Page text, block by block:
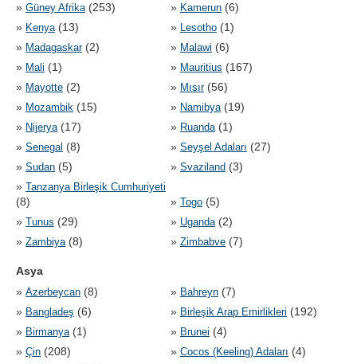
» Güney Afrika (253) » Kamerun (6)
» Kenya (13) » Lesotho (1)
» Madagaskar(2) » Malawi (6)
» Mali (1) » Mauritius (167)
» Mayotte (2) » Mısır(56)
» Mozambik (15) » Namibya (19)
» Nijerya (17) » Ruanda (1)
» Senegal (8) » Seyşel Adaları (27)
» Sudan (5) » Svaziland (3)
» Tanzanya Birleşik Cumhuriyeti
(8) » Togo (5)
» Tunus (29) » Uganda (2)
» Zambiya (8) » Zimbabve (7)
Asya
» Azerbeycan (8) » Bahreyn (7)
» Bangladeş (6) » Birleşik Arap Emirlikleri (192)
» Birmanya (1) » Brunei (4)
» Çin (208) » Cocos (Keeling) Adaları (4)